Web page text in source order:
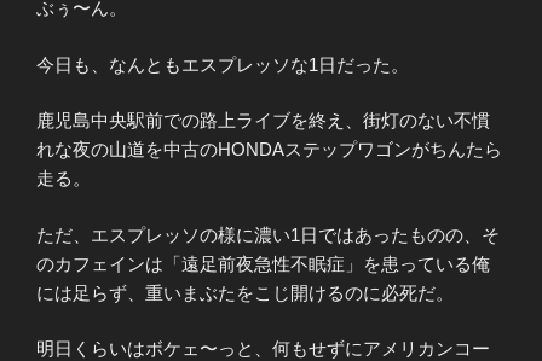
ぶぅ〜ん。
今日も、なんともエスプレッソな1日だった。
鹿児島中央駅前での路上ライブを終え、街灯のない不慣
れな夜の山道を中古のHONDAステップワゴンがちんたら
走る。
ただ、エスプレッソの様に濃い1日ではあったものの、そ
のカフェインは「遠足前夜急性不眠症」を患っている俺
には足らず、重いまぶたをこじ開けるのに必死だ。
明日くらいはボケェ〜っと、何もせずにアメリカンコー